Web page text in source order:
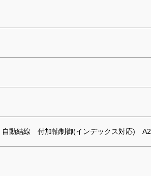
動結線 付加軸制御(インデックス対応) A2